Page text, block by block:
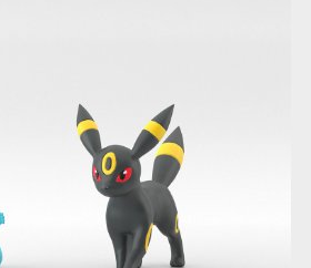
ガンダムシリーズ アンパンマン
にふぉるめーしょん
＆スクエアシール
ポケモンスケールワ
ールド